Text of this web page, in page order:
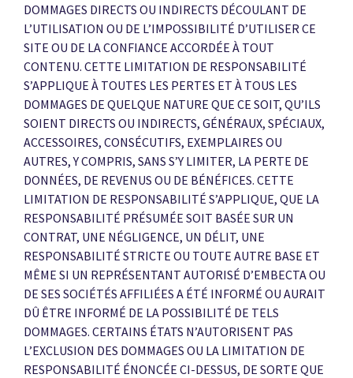
DOMMAGES DIRECTS OU INDIRECTS DÉCOULANT DE
L’UTILISATION OU DE L’IMPOSSIBILITÉ D’UTILISER CE
SITE OU DE LA CONFIANCE ACCORDÉE À TOUT
CONTENU. CETTE LIMITATION DE RESPONSABILITÉ
S’APPLIQUE À TOUTES LES PERTES ET À TOUS LES
DOMMAGES DE QUELQUE NATURE QUE CE SOIT, QU’ILS
SOIENT DIRECTS OU INDIRECTS, GÉNÉRAUX, SPÉCIAUX,
ACCESSOIRES, CONSÉCUTIFS, EXEMPLAIRES OU
AUTRES, Y COMPRIS, SANS S’Y LIMITER, LA PERTE DE
DONNÉES, DE REVENUS OU DE BÉNÉFICES. CETTE
LIMITATION DE RESPONSABILITÉ S’APPLIQUE, QUE LA
RESPONSABILITÉ PRÉSUMÉE SOIT BASÉE SUR UN
CONTRAT, UNE NÉGLIGENCE, UN DÉLIT, UNE
RESPONSABILITÉ STRICTE OU TOUTE AUTRE BASE ET
MÊME SI UN REPRÉSENTANT AUTORISÉ D’EMBECTA OU
DE SES SOCIÉTÉS AFFILIÉES A ÉTÉ INFORMÉ OU AURAIT
DÛ ÊTRE INFORMÉ DE LA POSSIBILITÉ DE TELS
DOMMAGES. CERTAINS ÉTATS N’AUTORISENT PAS
L’EXCLUSION DES DOMMAGES OU LA LIMITATION DE
RESPONSABILITÉ ÉNONCÉE CI-DESSUS, DE SORTE QUE